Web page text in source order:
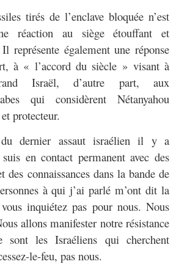
tirés de l’enclave bloquée n’est
réaction au siège étouffant et
représente également une réponse
à « l’accord du siècle » visant à
Israël, d’autre part, aux
qui considèrent Nétanyahou
protecteur.
dernier assaut israélien il y a
en contact permanent avec des
des connaissances dans la bande de
à qui j’ai parlé m’ont dit la
inquiétez pas pour nous. Nous
allons manifester notre résistance
sont les Israéliens qui cherchent
le-feu, pas nous.